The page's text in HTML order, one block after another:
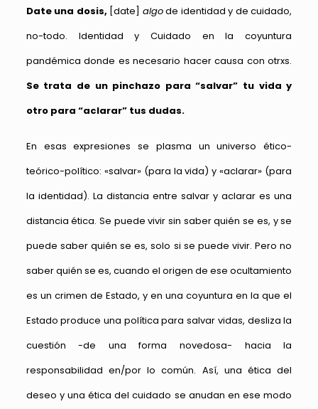
Date una dosis, [date] algode identidad y de cuidado,
no-todo. Identidad y Cuidado en la coyuntura
pandémica donde es necesario hacer causa con otrxs.
Se trata de un pinchazo para “salvar” tu vida y
otro para “aclarar” tus dudas.
En esas expresiones se plasma un universo ético-
teórico-político: «salvar» (para la vida) y «aclarar» (para
la identidad). La distancia entre salvar y aclarar es una
distancia ética. Se puede vivir sin saber quién se es, y se
puede saber quién se es, solo si se puede vivir. Pero no
saber quién se es, cuando el origen de ese ocultamiento
es un crimen de Estado, y en una coyuntura en la que el
Estado produce una política para salvar vidas, desliza la
cuestión -de una forma novedosa- hacia la
responsabilidad en/por lo común. Así, una ética del
deseo y una ética del cuidado se anudan en ese modo